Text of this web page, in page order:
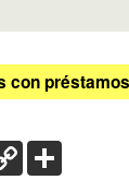
con
Copy
Link